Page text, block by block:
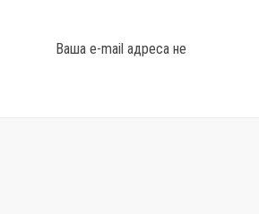
Ваша e-mail адреса не